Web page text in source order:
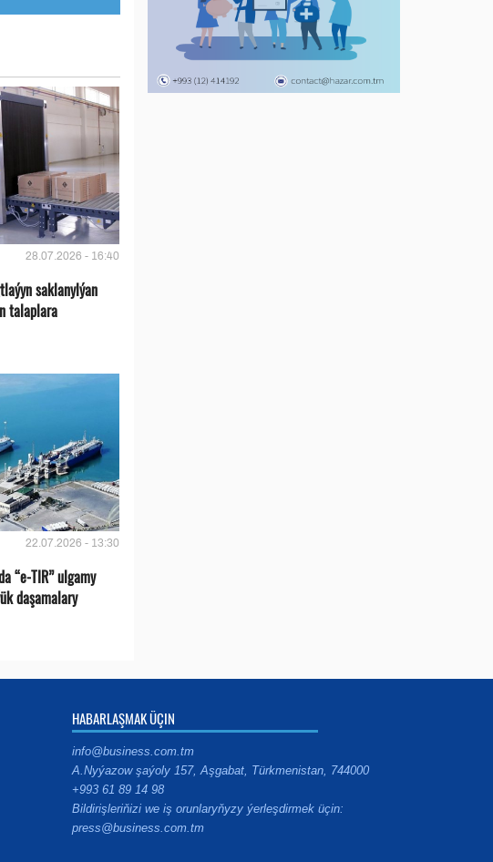
28.07.2026 - 16:40
saklanylýan
talaplara
22.07.2026 - 13:30
“e-TIR” ulgamy
daşamalary
HABARLAŞMAK ÜÇIN
info@business.com.tm
A.Nyýazow şaýoly 157, Aşgabat, Türkmenistan, 744000
+993 61 89 14 98
Bildirişleriňizi we iş orunlaryňyzy ýerleşdirmek üçin:
press@business.com.tm